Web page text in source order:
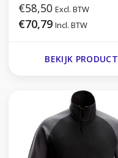
€58,50 Excl. BTW
€70,79 Incl. BTW
BEKIJK PRODUCT